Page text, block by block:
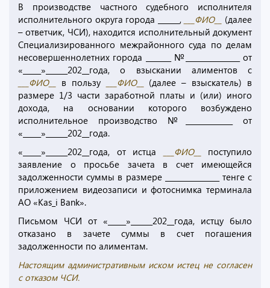
В производстве частного судебного исполнителя
исполнительного округа города ______,
___ФИО__
(далее
– ответчик, ЧСИ), находится исполнительный документ
Специализированного межрайонного суда по делам
несовершеннолетних города _______ №_______________ от
«_____»______202__года, о взыскании алиментов с
___ФИО__
в пользу ___ФИО__
(далее – взыскатель) в
размере 1/3 части заработной платы и (или) иного
дохода, на основании которого возбуждено
исполнительное производство №_____________ от
«_____»______202__года.
«_____»______202__года, от истца
___ФИО__
поступило
заявление о просьбе зачета в счет имеющейся
задолженности суммы в размере _______________ тенге с
приложением видеозаписи и фотоснимка терминала
АО «Kas_i Bank».
Письмом ЧСИ от «_____»______202__года, истцу было
отказано в зачете суммы в счет погашения
задолженности по алиментам.
Настоящим административным иском истец не согласен
с отказом ЧСИ.